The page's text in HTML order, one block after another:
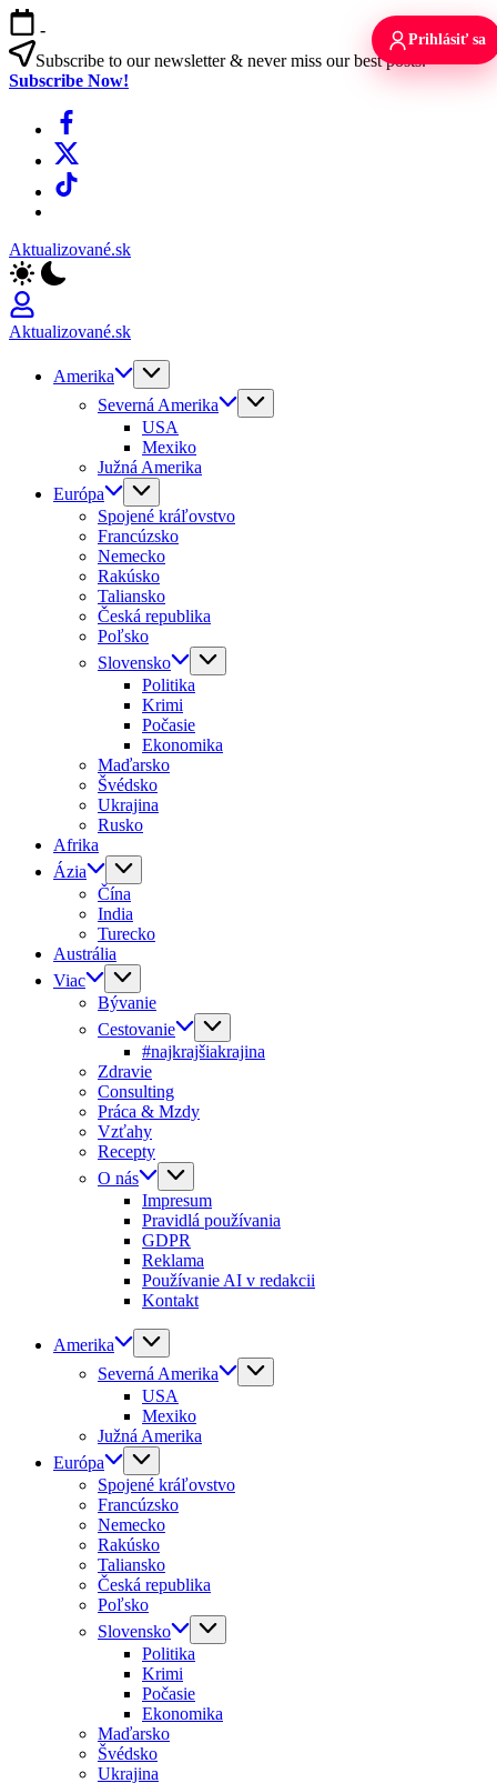
Skip
to
content
-
Subscribe to our newsletter & never miss our best posts.
Subscribe Now!
Facebook
X
TikTok
Aktualizované.sk
Aktualizované.sk
Amerika
Severná Amerika
USA
Mexiko
Južná Amerika
Európa
Spojené kráľovstvo
Francúzsko
Nemecko
Rakúsko
Taliansko
Česká republika
Poľsko
Slovensko
Politika
Krimi
Počasie
Ekonomika
Maďarsko
Švédsko
Ukrajina
Rusko
Afrika
Ázia
Čína
India
Turecko
Austrália
Viac
Bývanie
Cestovanie
#najkrajšiakrajina
Zdravie
Consulting
Práca & Mzdy
Vzťahy
Recepty
O nás
Impresum
Pravidlá používania
GDPR
Reklama
Používanie AI v redakcii
Kontakt
Amerika
Severná Amerika
USA
Mexiko
Južná Amerika
Európa
Spojené kráľovstvo
Francúzsko
Nemecko
Rakúsko
Taliansko
Česká republika
Poľsko
Slovensko
Politika
Krimi
Počasie
Ekonomika
Maďarsko
Švédsko
Ukrajina
Prihlásiť sa